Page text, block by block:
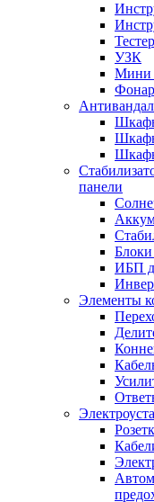
УЗК
Мини
панели
ИБП
Элементы